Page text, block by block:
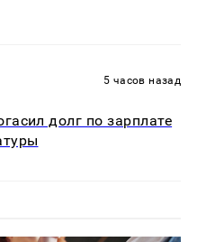
5 часов назад
долг по зарплате